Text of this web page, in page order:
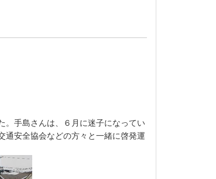
手島さんは、６月に迷子になってい
通安全協会などの方々と一緒に啓発運